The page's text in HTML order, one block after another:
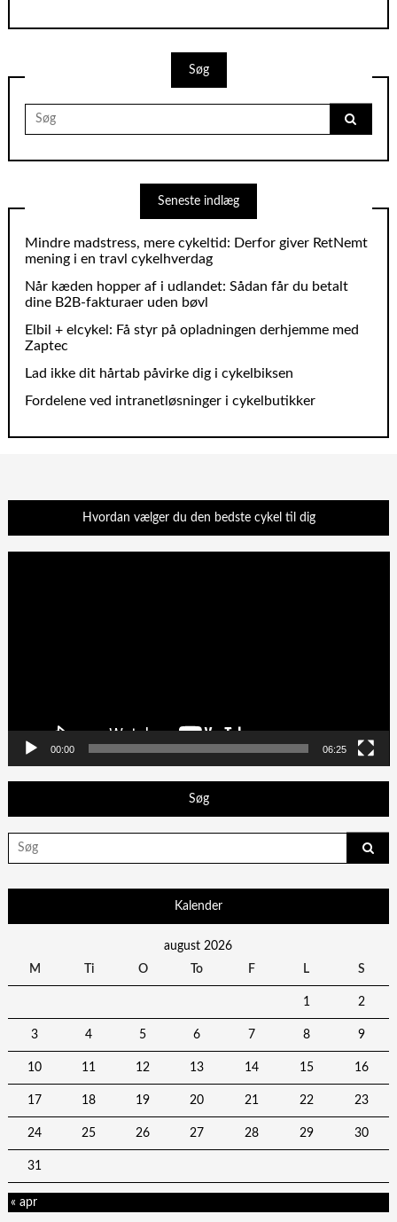
Søg
for:
Seneste indlæg
Mindre madstress, mere cykeltid: Derfor giver RetNemt
mening i en travl cykelhverdag
Når kæden hopper af i udlandet: Sådan får du betalt
dine B2B‑fakturaer uden bøvl
Elbil + elcykel: Få styr på opladningen derhjemme med
Zaptec
Lad ikke dit hårtab påvirke dig i cykelbiksen
Fordelene ved intranetløsninger i cykelbutikker
Hvordan vælger du den bedste cykel til dig
00:00 06:25
Søg
for:
Kalender
august 2026
M
Ti O To F L S
1 2
3 4 5 6 7 8 9
10 11 12 13 14 15 16
17 18 19 20 21 22 23
24 25 26 27 28 29 30
31
« apr